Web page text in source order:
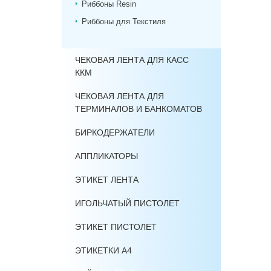
Риббоны Resin
Риббоны для Текстиля
ЧЕКОВАЯ ЛЕНТА ДЛЯ КАСС
ККМ
ЧЕКОВАЯ ЛЕНТА ДЛЯ
ТЕРМИНАЛОВ И БАНКОМАТОВ
БИРКОДЕРЖАТЕЛИ
АППЛИКАТОРЫ
ЭТИКЕТ ЛЕНТА
ИГОЛЬЧАТЫЙ ПИСТОЛЕТ
ЭТИКЕТ ПИСТОЛЕТ
ЭТИКЕТКИ А4